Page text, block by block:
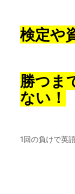
検定や
勝つま
ない！
1回の負けで英